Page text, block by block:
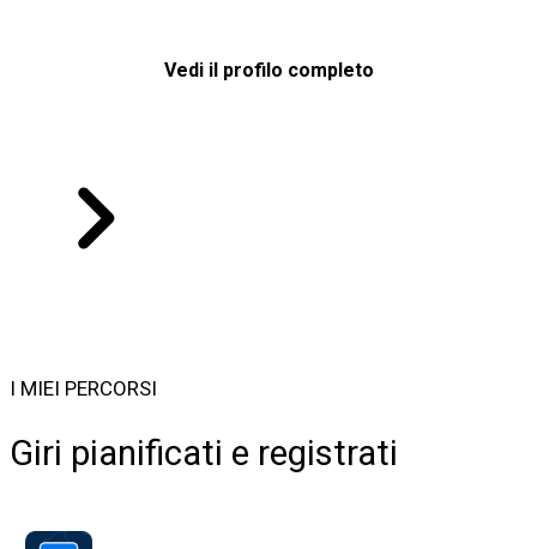
Vedi il profilo completo
I MIEI PERCORSI
Giri pianificati e registrati